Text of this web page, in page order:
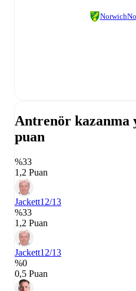
Norwich
Antrenör kazanma
puan
%33
1,2 Puan
Jackett12/13
%33
1,2 Puan
Jackett12/13
%0
0,5 Puan